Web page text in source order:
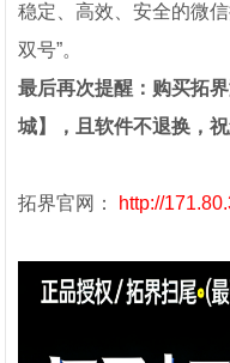
稳定、高效、安全的微
双号”。
最后再次提醒：购买拓
城】，且软件不退换，
拓界官网： http://